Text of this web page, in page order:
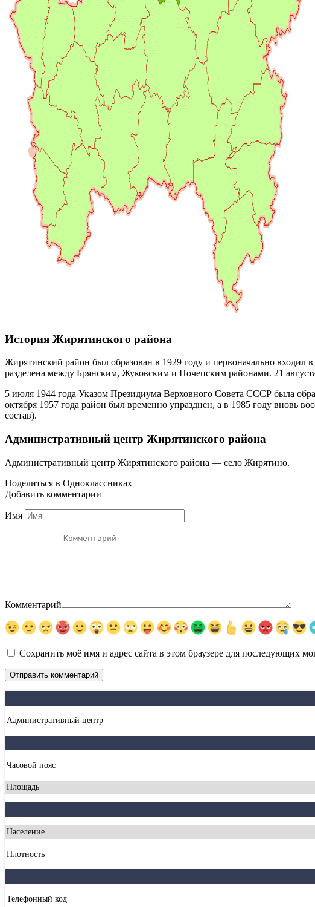
История Жирятинского района
Жирятинский район был образован в 1929 году и первоначально входил
разделена между Брянским, Жуковским и Почепским районами. 21
5 июля 1944 года Указом Президиума Верховного Совета СССР была
октября 1957 года район был временно упразднен, а в 1985 году вновь
состав).
Административный центр Жирятинского района
Административный центр Жирятинского района — село Жирятино.
Поделиться в Одноклассниках
Добавить комментарии
Имя
Комментарий
Сохранить моё имя и адрес сайта в этом браузере для последующих
Административный центр
Часовой пояс
Площадь
Население
Плотность
Телефонный код